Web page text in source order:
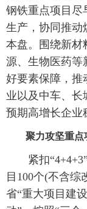
钢铁重点项目尽
生产，协同推动
本盘。围绕新材
源、生物医药等
好要素保障，推
业以及中车、长
预期高增长企业
聚力攻坚重点
紧扣“4+4+3”
目100个(不含综
省“重大项目建